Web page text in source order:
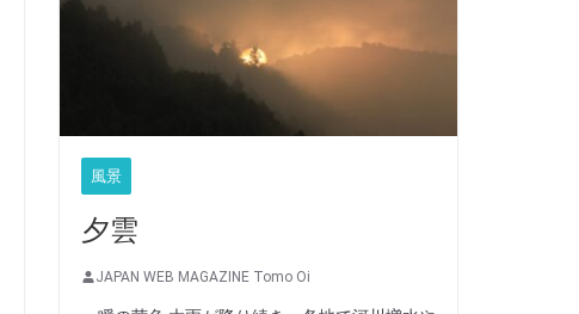
風景
夕雲
JAPAN WEB MAGAZINE Tomo Oi